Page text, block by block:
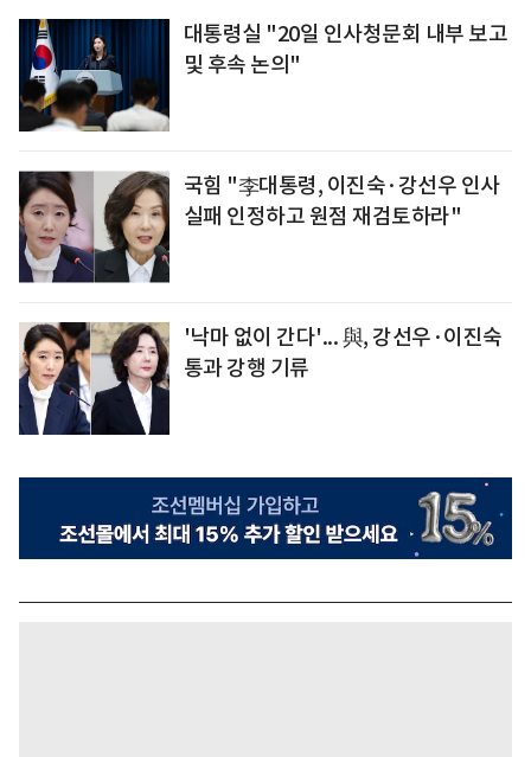
대통령실 "20일 인사청문회 내부 보고
및 후속 논의"
국힘 "李대통령, 이진숙·강선우 인사
실패 인정하고 원점 재검토하라"
'낙마 없이 간다'... 與, 강선우·이진숙
통과 강행 기류